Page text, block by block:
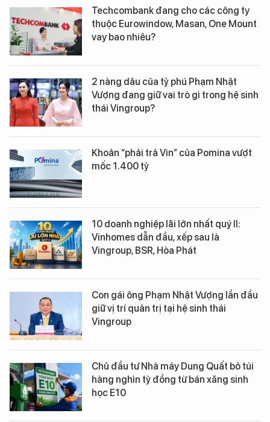
Techcombank đang cho các công ty
thuộc Eurowindow, Masan, One Mount
vay bao nhiêu?
2 nàng dâu của tỷ phú Phạm Nhật
Vượng đang giữ vai trò gì trong hệ sinh
thái Vingroup?
Khoản “phải trả Vin” của Pomina vượt
mốc 1.400 tỷ
10 doanh nghiệp lãi lớn nhất quý II:
Vinhomes dẫn đầu, xếp sau là
Vingroup, BSR, Hòa Phát
Con gái ông Phạm Nhật Vượng lần đầu
giữ vị trí quản trị tại hệ sinh thái
Vingroup
Chủ đầu tư Nhà máy Dung Quất bỏ túi
hàng nghìn tỷ đồng từ bán xăng sinh
học E10